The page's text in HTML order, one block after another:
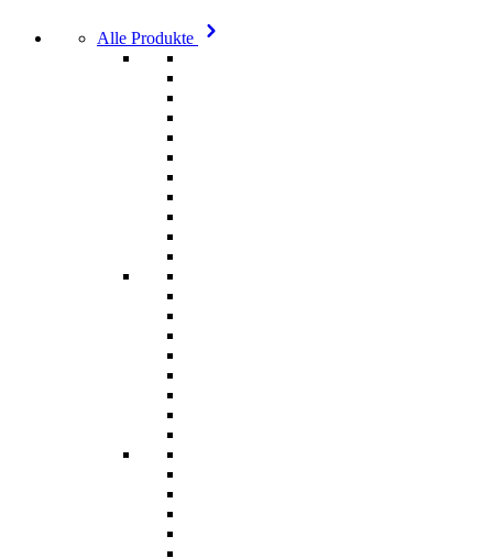
Alle Produkte